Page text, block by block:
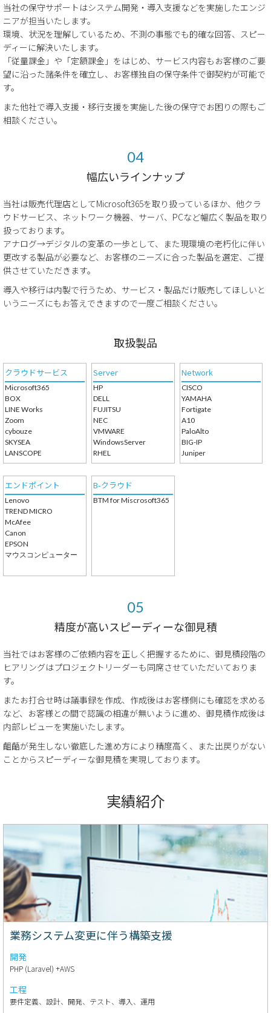
当社の保守サポートはシステム開発・導入支援などを実施したエンジ
ニアが担当いたします。
環境、状況を理解しているため、不測の事態でも的確な回答、スピー
ディーに解決いたします。
「従量課金」や「定額課金」をはじめ、サービス内容もお客様のご要
望に沿った諸条件を確立し、お客様独自の保守条件で御契約が可能で
す。
また他社で導入支援・移行支援を実施した後の保守でお困りの際もご
相談ください。
幅広いラインナップ
当社は販売代理店としてMicrosoft365を取り扱っているほか、他クラ
ウドサービス、ネットワーク機器、サーバ、PCなど幅広く製品を取り
扱っております。
アナログ→デジタルの変革の一歩として、また現環境の老朽化に伴い
更改する製品が必要など、お客様のニーズに合った製品を選定、ご提
供させていただきます。
導入や移行は内製で行うため、サービス・製品だけ販売してほしいと
いうニーズにもお答えできますので一度ご相談ください。
取扱製品
クラウドサービス
Microsoft365
BOX
LINE Works
Zoom
cybouze
SKYSEA
LANSCOPE
Server
HP
DELL
FUJITSU
NEC
VMWARE
WindowsServer
RHEL
Network
CISCO
YAMAHA
Fortigate
A10
PaloAlto
BIG-IP
Juniper
エンドポイント
Lenovo
TREND MICRO
McAfee
Canon
EPSON
マウスコンピューター
B-クラウド
BTM for Miscrosoft365
精度が高いスピーディーな御見積
当社ではお客様のご依頼内容を正しく把握するために、御見積段階の
ヒアリングはプロジェクトリーダーも同席させていただいておりま
す。
またお打合せ時は議事録を作成、作成後はお客様側にも確認を求める
など、お客様との間で認識の相違が無いように進め、御見積作成後は
内部レビューを実施いたします。
齟齬が発生しない徹底した進め方により精度高く、また出戻りがない
ことからスピーディーな御見積を実現しております。
実績紹介
業務システム変更に伴う構築支援
開発
PHP (Laravel) +AWS
工程
要件定義、設計、開発、テスト、導入、運用